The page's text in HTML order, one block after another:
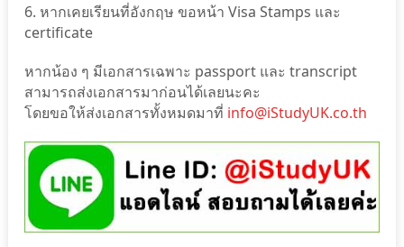
6. หากเคยเรียนที่อังกฤษ ขอหน้า Visa Stamps และ
certificate
หากน้อง ๆ มีเอกสารเฉพาะ passport และ transcript
สามารถส่งเอกสารมาก่อนได้เลยนะคะ
โดยขอให้ส่งเอกสารทั้งหมดมาที่ info@iStudyUK.co.th